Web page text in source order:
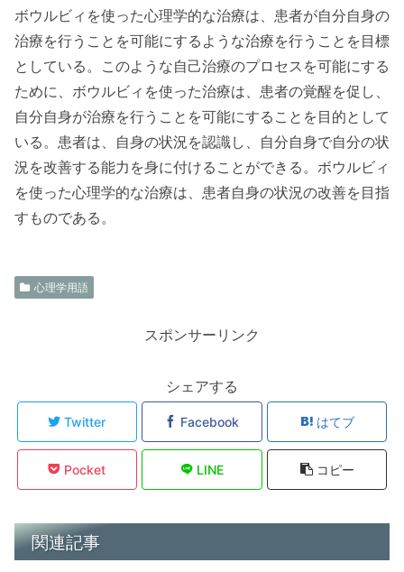
ボウルビィを使った心理学的な治療は、患者が自分自身の
治療を行うことを可能にするような治療を行うことを目標
としている。このような自己治療のプロセスを可能にする
ために、ボウルビィを使った治療は、患者の覚醒を促し、
自分自身が治療を行うことを可能にすることを目的として
いる。患者は、自身の状況を認識し、自分自身で自分の状
況を改善する能力を身に付けることができる。ボウルビィ
を使った心理学的な治療は、患者自身の状況の改善を目指
すものである。
心理学用語
スポンサーリンク
シェアする
Twitter Facebook はてブ
Pocket LINE コピー
関連記事